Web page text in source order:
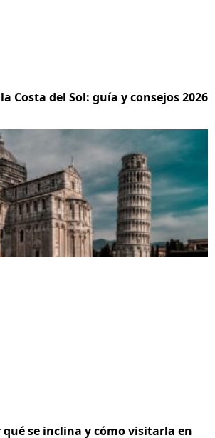
Costa del Sol: guía y consejos 2026
qué se inclina y cómo visitarla en